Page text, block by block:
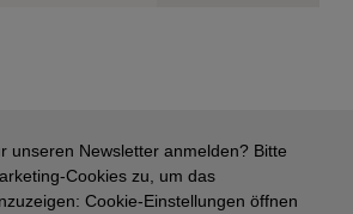
unseren Newsletter anmelden? Bitte
Cookies zu, um das
Cookie-Einstellungen öffnen